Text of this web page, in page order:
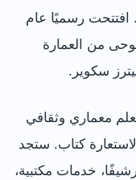
رسميًا عام
من العمارة
سكوير.
معماري وثقافي
كتاب. ستجد
خدمات مكتبية،